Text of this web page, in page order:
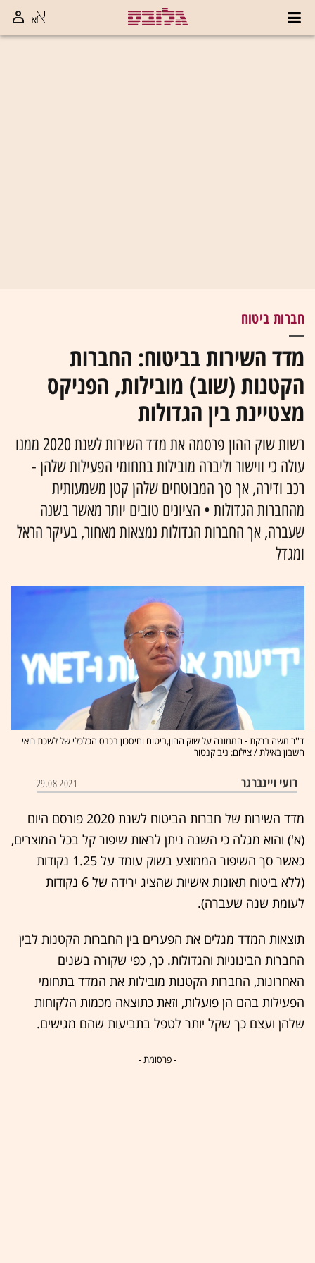
חברות ביטוח
מדד השירות בביטוח: החברות
הקטנות (שוב) מובילות, הפניקס
מצטיינת בין הגדולות
רשות שוק ההון פרסמה את מדד השירות לשנת 2020 ממנו
עולה כי ווישור וליברה מובילות בתחומי הפעילות שלהן -
רכב ודירה, אך סך המבוטחים שלהן קטן משמעותית
מהחברות הגדולות • הציונים טובים יותר מאשר בשנה
שעברה, אך החברות הגדולות נמצאות מאחור, בעיקר הראל
ומגדל
ד''ר משה ברקת - הממונה על שוק ההון,ביטוח וחיסכון בכנס הכלכלי של לשכת רואי
חשבון באילת / צילום: ניב קנטור
רועי ויינברגר 29.08.2021
מדד השירות של חברות הביטוח לשנת 2020 פורסם היום
(א') והוא מגלה כי השנה ניתן לראות שיפור קל בכל המוצרים,
כאשר סך השיפור הממוצע בשוק עומד על 1.25 נקודות
(ללא ביטוח תאונות אישיות שהציג ירידה של 6 נקודות
לעומת שנה שעברה).
תוצאות המדד מגלים את הפערים בין החברות הקטנות לבין
החברות הבינוניות והגדולות. כך, כפי שקורה בשנים
האחרונות, החברות הקטנות מובילות את המדד בתחומי
הפעילות בהם הן פועלות, וזאת כתוצאה מכמות הלקוחות
שלהן ועצם כך שקל יותר לטפל בתביעות שהם מגישים.
- פרסומת -